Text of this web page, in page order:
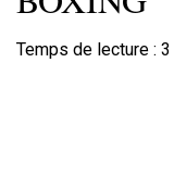
Temps de lecture : 3